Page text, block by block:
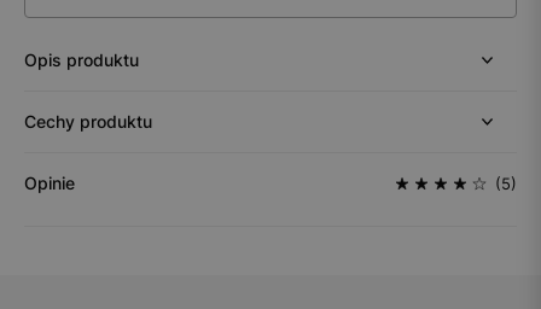
Opis produktu
Cechy produktu
Opinie (5)